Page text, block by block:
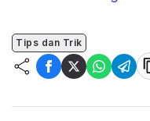
Tips dan Trik